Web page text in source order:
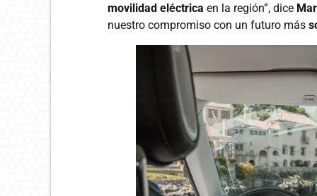
movilidad eléctrica en la región”, dice
nuestro compromiso con un futuro más